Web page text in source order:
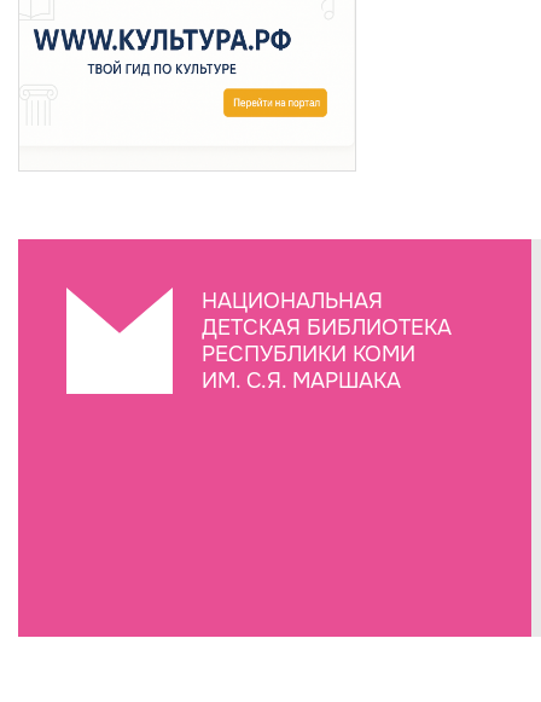
НАЦИОНАЛЬНАЯ
ДЕТСКАЯ БИБЛИОТЕКА
РЕСПУБЛИКИ КОМИ
ИМ. С.Я. МАРШАКА